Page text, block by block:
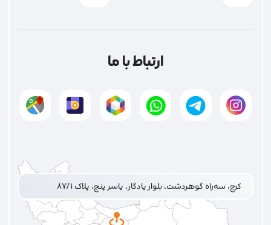
ارتباط با ما
کرج، سه‌راه گوهردشت، بلوار یادگار، یاسر پنج، پلاک ۸۷/۱